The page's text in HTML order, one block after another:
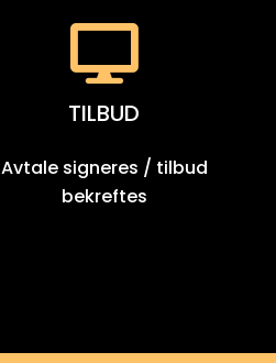
TILBUD
Avtale signeres / tilbud
bekreftes